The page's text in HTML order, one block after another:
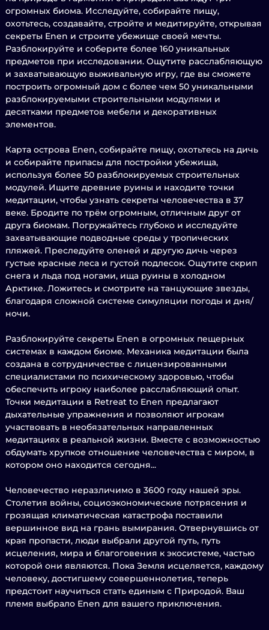
огромных биома. Исследуйте, собирайте пищу,
охотьтесь, создавайте, стройте и медитируйте, открывая
секреты Enen и строите убежище своей мечты.
Разблокируйте и соберите более 160 уникальных
предметов при исследовании. Ощутите расслабляющую
и захватывающую выживальную игру, где вы сможете
построить огромный дом с более чем 50 уникальными
разблокируемыми строительными модулями и
десятками предметов мебели и декоративных
элементов.
Карта острова Enen, собирайте пищу, охотьтесь на дичь
и собирайте припасы для постройки убежища,
используя более 50 разблокируемых строительных
модулей. Ищите древние руины и находите точки
медитации, чтобы узнать секреты человечества в 37
веке. Бродите по трём огромным, отличным друг от
друга биомам. Погружайтесь глубоко и исследуйте
захватывающие подводные среды у тропических
пляжей. Преследуйте оленей и другую дичь через
густые красные леса и густой подлесок. Ощутите скрип
снега и льда под ногами, ища руины в холодном
Арктике. Ложитесь и смотрите на танцующие звезды,
благодаря сложной системе симуляции погоды и дня/
ночи.
Разблокируйте секреты Enen в огромных пещерных
системах в каждом биоме. Механика медитации была
создана в сотрудничестве с лицензированными
специалистами по психическому здоровью, чтобы
обеспечить игроку наиболее расслабляющий опыт.
Точки медитации в Retreat to Enen предлагают
дыхательные упражнения и позволяют игрокам
участвовать в необязательных направленных
медитациях в реальной жизни. Вместе с возможностью
обдумать хрупкое отношение человечества с миром, в
котором оно находится сегодня...
Человечество неразличимо в 3600 году нашей эры.
Столетия войны, социоэкономические потрясения и
грозящая климатическая катастрофа поставили
вершинное вид на грань вымирания. Отвернувшись от
края пропасти, люди выбрали другой путь, путь
исцеления, мира и благоговения к экосистеме, частью
которой они являются. Пока Земля исцеляется, каждому
человеку, достигшему совершеннолетия, теперь
предстоит научиться стать единым с Природой. Ваш
племя выбрало Enen для вашего приключения.